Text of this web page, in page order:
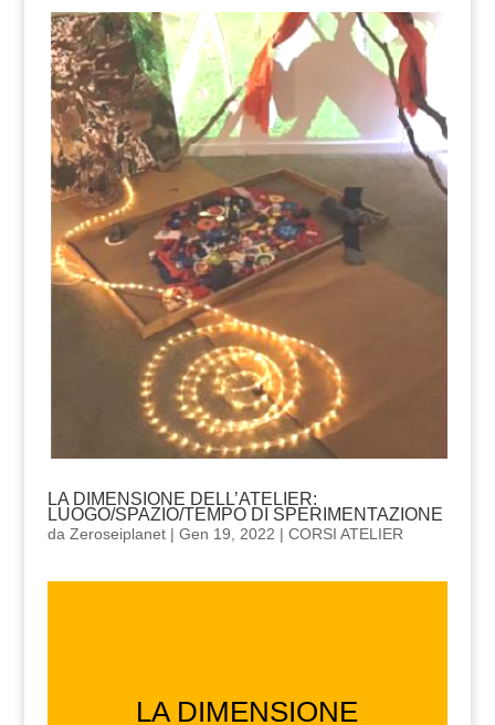
LA DIMENSIONE DELL’ATELIER:
LUOGO/SPAZIO/TEMPO DI SPERIMENTAZIONE
da Zeroseiplanet| Gen 19, 2022 | CORSI ATELIER
LA DIMENSIONE